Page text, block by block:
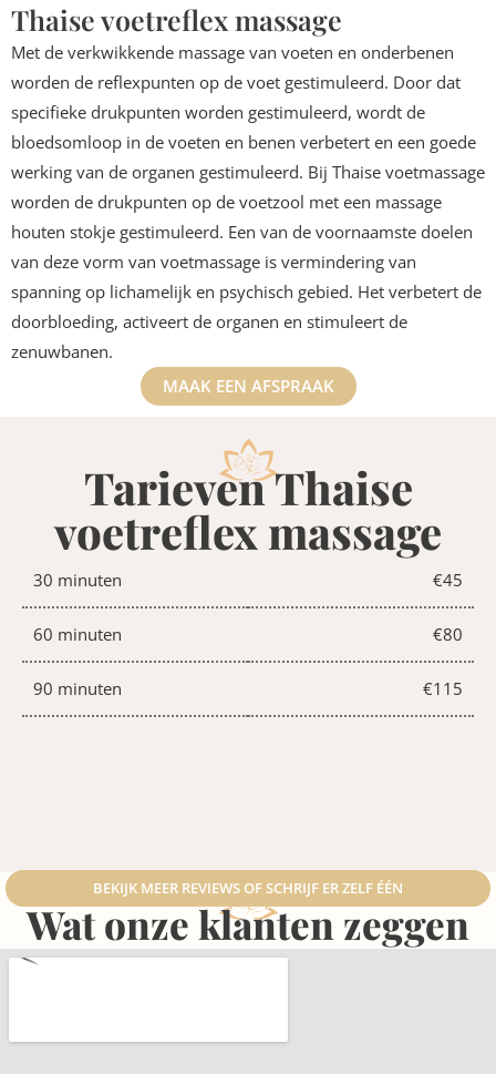
Thaise voetreflex massage
Met de verkwikkende massage van voeten en onderbenen
worden de reflexpunten op de voet gestimuleerd. Door dat
specifieke drukpunten worden gestimuleerd, wordt de
bloedsomloop in de voeten en benen verbetert en een goede
werking van de organen gestimuleerd. Bij Thaise voetmassage
worden de drukpunten op de voetzool met een massage
houten stokje gestimuleerd. Een van de voornaamste doelen
van deze vorm van voetmassage is vermindering van
spanning op lichamelijk en psychisch gebied. Het verbetert de
doorbloeding, activeert de organen en stimuleert de
zenuwbanen.
MAAK EEN AFSPRAAK
Tarieven Thaise
voetreflex massage
30 minuten €45
60 minuten €80
90 minuten €115
Wat onze klanten zeggen
BEKIJK MEER REVIEWS OF SCHRIJF ER ZELF ÉÉN